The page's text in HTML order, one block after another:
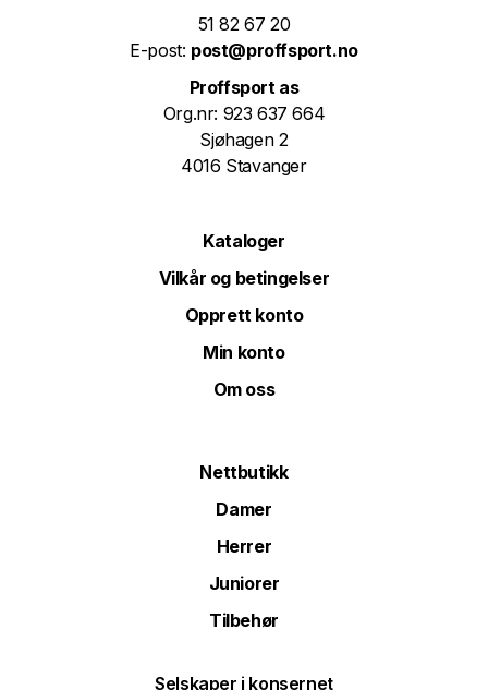
51 82 67 20
E-post: post@proffsport.no
Proffsport as
Org.nr: 923 637 664
Sjøhagen 2
4016 Stavanger
Kataloger
Vilkår og betingelser
Opprett konto
Min konto
Om oss
Nettbutikk
Damer
Herrer
Juniorer
Tilbehør
Selskaper i konsernet